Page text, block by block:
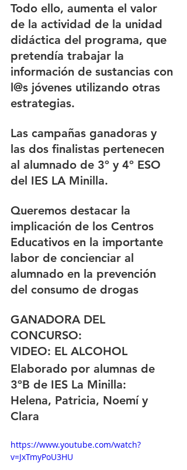
Todo ello, aumenta el valor
de la actividad de la unidad
didáctica del programa, que
pretendía trabajar la
información de sustancias con
l@s jóvenes utilizando otras
estrategias.
Las campañas ganadoras y
las dos finalistas pertenecen
al alumnado de 3º y 4º ESO
del IES LA Minilla.
Queremos destacar la
implicación de los Centros
Educativos en la importante
labor de concienciar al
alumnado en la prevención
del consumo de drogas
GANADORA DEL
CONCURSO:
VIDEO: EL ALCOHOL
Elaborado por alumnas de
3ºB de IES La Minilla:
Helena, Patricia, Noemí y
Clara
https://www.youtube.com/watch?
v=JxTmyPoU3HU